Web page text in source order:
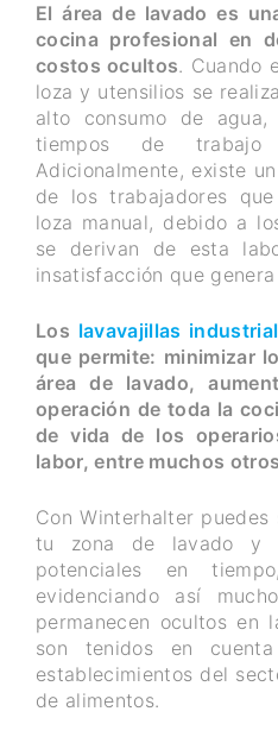
El área de lavado es
cocina profesional en
costos ocultos. Cuando
loza y utensilios se
alto consumo de
tiempos de
Adicionalmente, existe
de los trabajadores
loza manual, debido a
se derivan de esta
insatisfacción que
Los lavavajillas
que permite: minimizar
área de lavado,
operación de toda la
de vida de los
labor, entre muchos
Con Winterhalter
tu zona de lavado y
potenciales en
evidenciando así
permanecen ocultos en
son tenidos en
establecimientos del
de alimentos.